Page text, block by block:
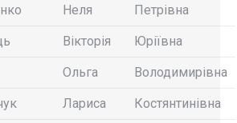
Неля Петрівна
Вікторія Юріївна
Ольга Володимирівна
Лариса Костянтинівна